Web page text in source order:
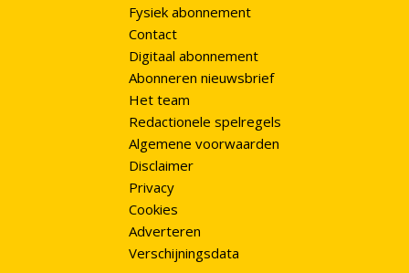
Fysiek abonnement
Contact
Digitaal abonnement
Abonneren nieuwsbrief
Het team
Redactionele spelregels
Algemene voorwaarden
Disclaimer
Privacy
Cookies
Adverteren
Verschijningsdata